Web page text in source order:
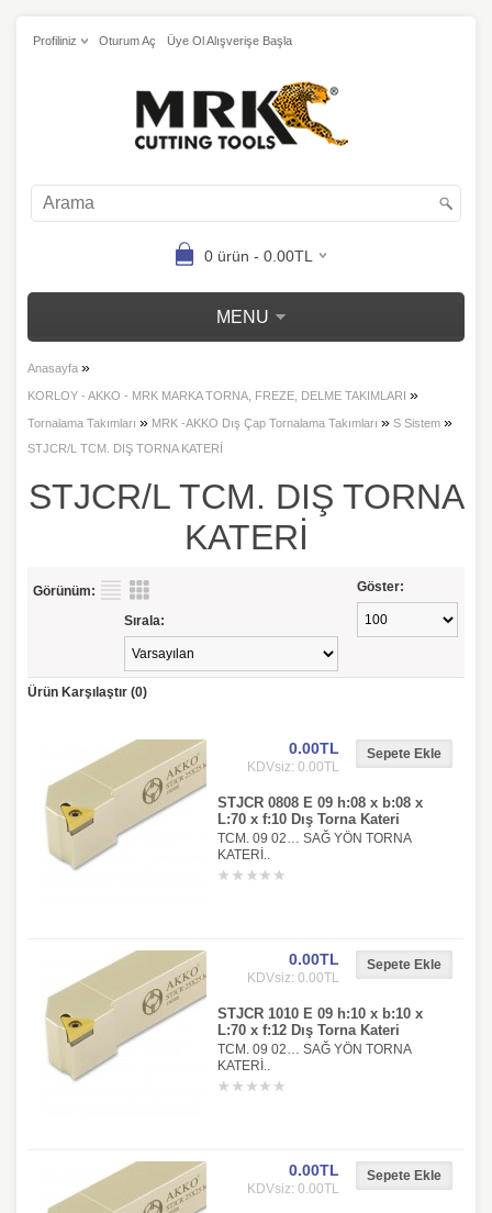
Profiliniz Oturum Aç Üye Ol Alışverişe Başla
0 ürün - 0.00TL
MENU
Anasayfa »
KORLOY - AKKO - MRK MARKA TORNA, FREZE, DELME TAKIMLARI »
Tornalama Takımları » MRK -AKKO Dış Çap Tornalama Takımları » S Sistem »
STJCR/L TCM. DIŞ TORNA KATERİ
STJCR/L TCM. DIŞ TORNA
KATERİ
Görünüm: Göster:
Sırala:
Ürün Karşılaştır (0)
0.00TL
KDVsiz: 0.00TL
STJCR 0808 E 09 h:08 x b:08 x
L:70 x f:10 Dış Torna Kateri
TCM. 09 02… SAĞ YÖN TORNA
KATERİ..
0.00TL
KDVsiz: 0.00TL
STJCR 1010 E 09 h:10 x b:10 x
L:70 x f:12 Dış Torna Kateri
TCM. 09 02… SAĞ YÖN TORNA
KATERİ..
0.00TL
KDVsiz: 0.00TL